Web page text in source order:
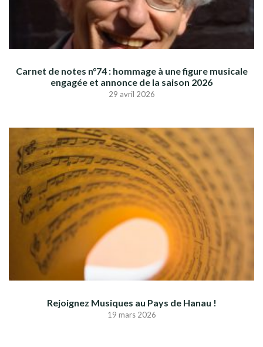
Carnet de notes n°74 : hommage à une figure musicale
engagée et annonce de la saison 2026
29 avril 2026
Rejoignez Musiques au Pays de Hanau !
19 mars 2026